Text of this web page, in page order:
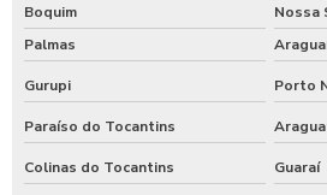
Boquim
Nossa
Palmas
Gurupi Porto
Paraíso do Tocantins
Colinas do Tocantins Guaraí